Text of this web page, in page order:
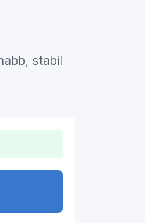
stabil